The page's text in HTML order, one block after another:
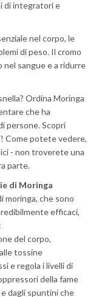
di integratori e
nel corpo, le
di peso. Il cromo
nel sangue e a ridurre
Ordina Moringa
che ha
persone. Scopri
Come potete vedere,
- non troverete una
parte.
di Moringa
moringa, che sono
efficaci,
del corpo,
tossine
e regola i livelli di
della fame
dagli spuntini che